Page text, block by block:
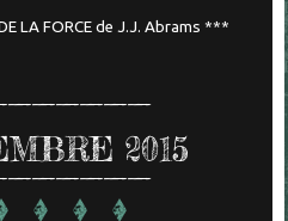
LA FORCE de J.J. Abrams ***
2015